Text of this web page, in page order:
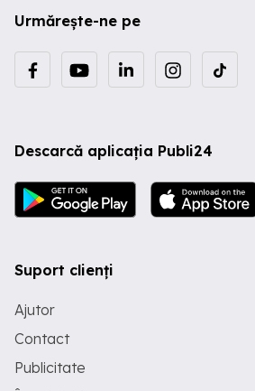
Urmărește-ne pe
Descarcă aplicația Publi24
Suport clienți
Ajutor
Contact
Publicitate